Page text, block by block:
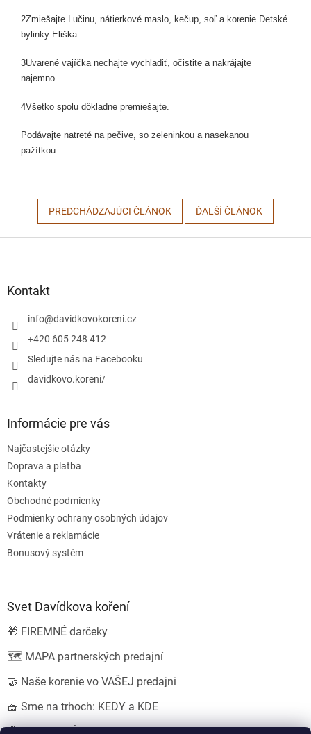
2Zmiešajte Lučinu, nátierkové maslo, kečup, soľ a korenie Detské
bylinky Eliška.
3Uvarené vajíčka nechajte vychladiť, očistite a nakrájajte
najemno.
4Všetko spolu dôkladne premiešajte.
Podávajte natreté na pečive, so zeleninkou a nasekanou
pažítkou.
PREDCHÁDZAJÚCI ČLÁNOK ĎALŠÍ ČLÁNOK
Kontakt
info@davidkovokoreni.cz
+420 605 248 412
Sledujte nás na Facebooku
davidkovo.koreni/
Informácie pre vás
Najčastejšie otázky
Doprava a platba
Kontakty
Obchodné podmienky
Podmienky ochrany osobných údajov
Vrátenie a reklamácie
Bonusový systém
Svet Davídkova koření
🎁 FIREMNÉ darčeky
🗺️ MAPA partnerských predajní
🤝 Naše korenie vo VAŠEJ predajni
🧺 Sme na trhoch: KEDY a KDE